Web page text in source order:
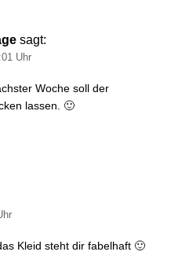
sagt:
Uhr
Woche soll der
lassen. 🙂
Kleid steht dir fabelhaft 🙂